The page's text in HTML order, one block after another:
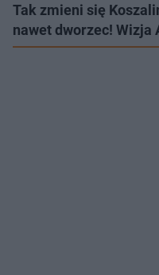
Tak zmieni się
nawet dworzec! Wizja